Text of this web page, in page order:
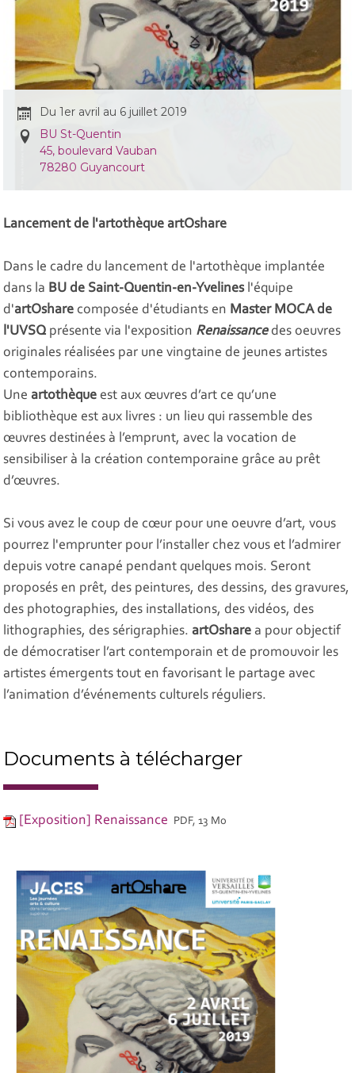
Du 1er avril au 6 juillet 2019
BU St-Quentin
45, boulevard Vauban
78280 Guyancourt
Lancement de l'artothèque artOshare
Dans le cadre du lancement de l'artothèque implantée
dans la BU de Saint-Quentin-en-Yvelinesl'équipe
d'artOshare composée d'étudiants en Master MOCA de
l'UVSQ présente via l'exposition Renaissancedes oeuvres
originales réalisées par une vingtaine de jeunes artistes
contemporains.
Une artothèque est aux œuvres d’art ce qu’une
bibliothèque est aux livres : un lieu qui rassemble des
œuvres destinées à l’emprunt, avec la vocation de
sensibiliser à la création contemporaine grâce au prêt
d’œuvres.
Si vous avez le coup de cœur pour une oeuvre d’art, vous
pourrez l'emprunter pour l’installer chez vous et l’admirer
depuis votre canapé pendant quelques mois. Seront
proposés en prêt, des peintures, des dessins, des gravures,
des photographies, des installations, des vidéos, des
lithographies, des sérigraphies. artOshare a pour objectif
de démocratiser l’art contemporain et de promouvoir les
artistes émergents tout en favorisant le partage avec
l’animation d’événements culturels réguliers.
Documents à télécharger
[Exposition] Renaissance PDF, 13 Mo